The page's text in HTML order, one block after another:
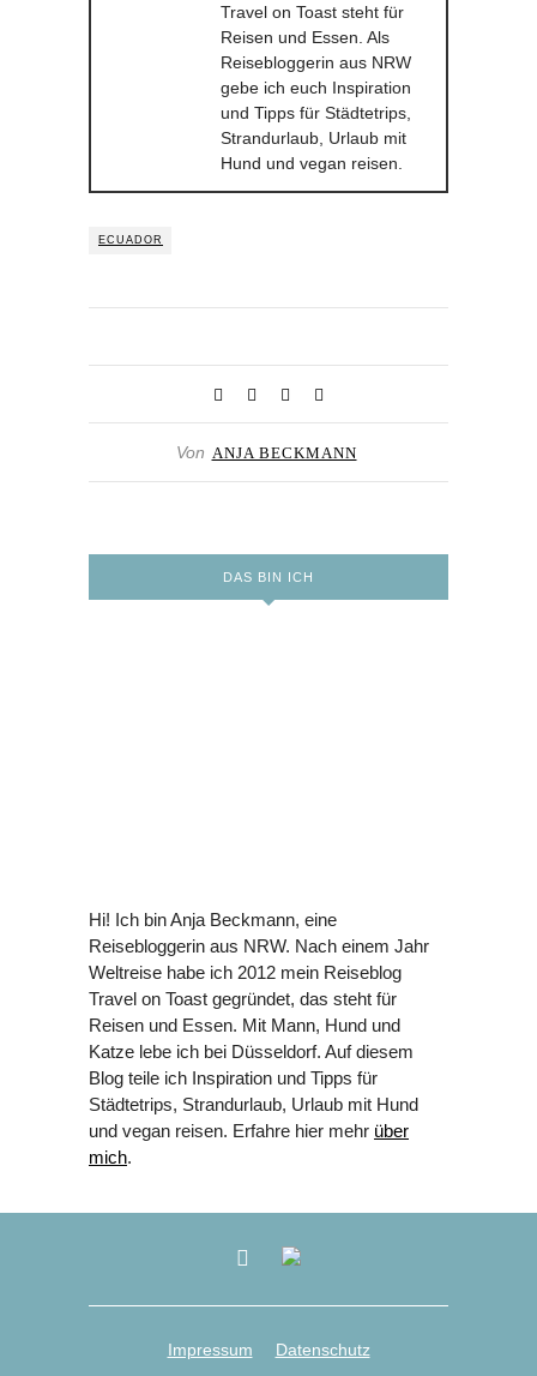
Travel on Toast steht für
Reisen und Essen. Als
Reisebloggerin aus NRW
gebe ich euch Inspiration
und Tipps für Städtetrips,
Strandurlaub, Urlaub mit
Hund und vegan reisen.
ECUADOR
Von ANJA BECKMANN
DAS BIN ICH
Impressum Datenschutz